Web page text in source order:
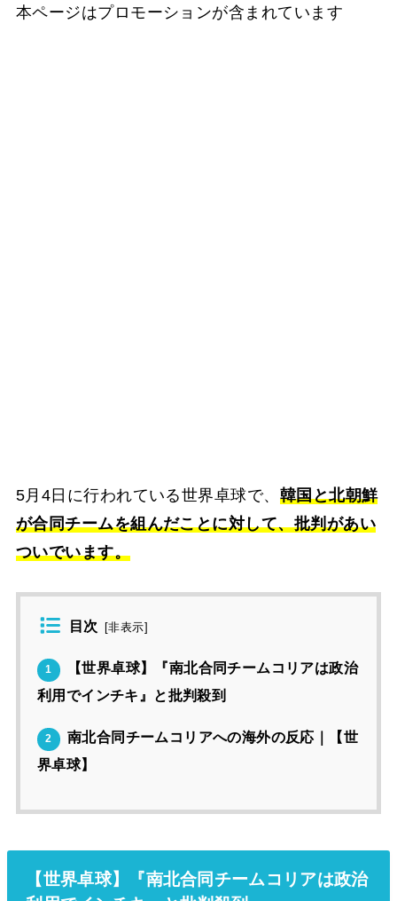
本ページはプロモーションが含まれています
5月4日に行われている世界卓球で、 韓国と北朝鮮
が合同チームを組んだことに対して、批判があい
ついでいます。
目次 [非表示]
1
【世界卓球】『南北合同チームコリアは政治
利用でインチキ』と批判殺到
2
南北合同チームコリアへの海外の反応｜【世
界卓球】
【世界卓球】『南北合同チームコリアは政治